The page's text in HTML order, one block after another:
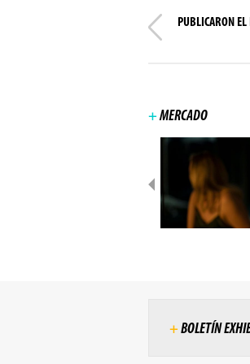
PUBLICARON
+MERCADO
+ BOLETÍN